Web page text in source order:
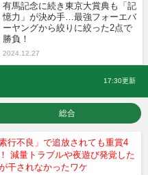
有馬記念に続き東京大賞典も「記
憶力」が決め手…最強フォーエバ
ーヤングから絞りに絞った2点で
勝負！
2024.12.27
17:30更新
総合
行不良」で追放されても重賞4
減量トラブルや夜遊び発覚した
干されなかったワケ